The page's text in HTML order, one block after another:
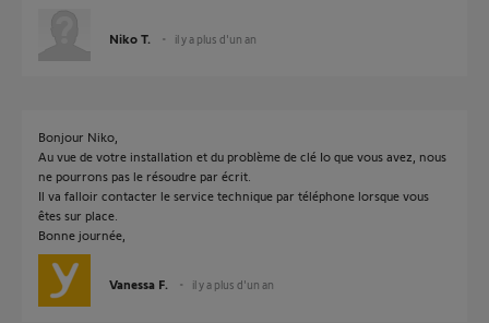
Niko T. il y a plus d'un an
Bonjour Niko,
Au vue de votre installation et du problème de clé Io que vous avez, nous
ne pourrons pas le résoudre par écrit.
Il va falloir contacter le service technique par téléphone lorsque vous
êtes sur place.
Bonne journée,
Vanessa F. il y a plus d'un an